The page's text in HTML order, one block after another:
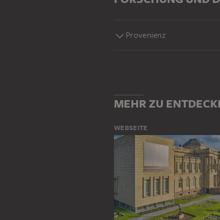
Provenienz
MEHR ZU
WEBSEITE